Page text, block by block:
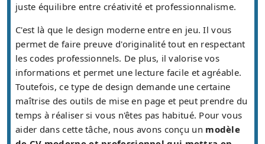
juste équilibre entre créativité et professionnalisme.
C'est là que le design moderne entre en jeu. Il vous
permet de faire preuve d'originalité tout en respectant
les codes professionnels. De plus, il valorise vos
informations et permet une lecture facile et agréable.
Toutefois, ce type de design demande une certaine
maîtrise des outils de mise en page et peut prendre du
temps à réaliser si vous n'êtes pas habitué. Pour vous
aider dans cette tâche, nous avons conçu un modèle